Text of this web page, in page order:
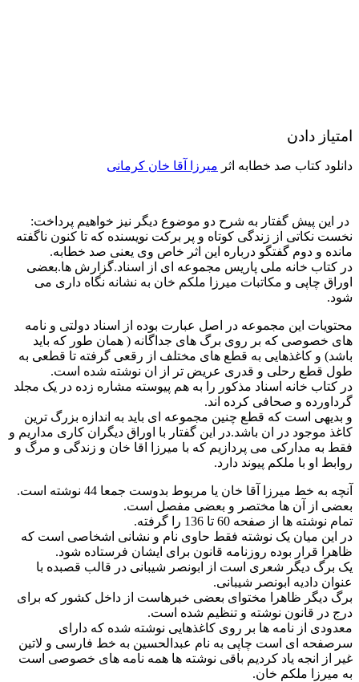
امتیاز دادن
دانلود کتاب صد خطابه اثر میرزا آقا خان کرمانی
در این پیش گفتار به شرح دو موضوع دیگر نیز خواهیم پرداخت:
نخست نکاتی از زندگی کوتاه و پر برکت نویسنده که تا کنون ناگفته
مانده و دوم گفتگو درباره این اثر خاص وی یعنی صد خطابه.
در کتاب خانه ملی پاریس مجموعه ای از اسناد.گزارش ها.بعضی
اوراق چاپی و مکاتبات میرزا ملکم خان به نشانه نگاه داری می
شود.
محتویات این مجموعه در اصل عبارت بوده از اسناد دولتی و نامه
های خصوصی که بر روی برگ های جداگانه ( همان طور که باید
باشد) و کاغذهایی به قطع های مختلف از رقعی گرفته تا قطعی به
طول قطع رحلی و قدری عریض تر از ان نوشته شده است.
در کتاب خانه اسناد مذکور را به هم پیوسته مشاره زده در یک مجلد
گرداورده و صحافی کرده اند.
و بدیهی است که قطع چنین مجموعه ای باید به اندازه بزرگ ترین
کاغذ موجود در ان باشد.در این گفتار با اوراق دیگران کاری مداریم و
فقط به مدارکی می پردازیم که با میرزا اقا خان و زندگی و مرگ و
روابط او با ملکم پیوند دارد.
آنچه به خط میرزا آقا خان یا مربوط بدوست جمعا 44 نوشته است.
بعضی از آن ها مختصر و بعضی مفصل است.
تمام نوشته ها از صفحه 60 تا 136 را گرفته.
در این میان یک نوشته فقط حاوی نام و نشانی اشخاصی است که
ظاهرا قرار بوده روزنامه قانون برای ایشان فرستاده شود.
یک برگ دیگر شعری است از ابونصر شیبانی در قالب قصبده با
عنوان دادیه ابونصر شیبانی.
برگ دیگر ظاهرا مختوای بعضی خبرهاست از داخل کشور که برای
درج در قانون نوشته و تنظیم شده است.
معدودی از نامه ها بر روی کاغذهایی نوشته شده که دارای
سرصفحه ای است چاپی به نام عبدالحسین به خط فارسی و لاتین
غیر از انجه یاد کردیم باقی نوشته ها همه نامه های خصوصی است
به میرزا ملکم خان.